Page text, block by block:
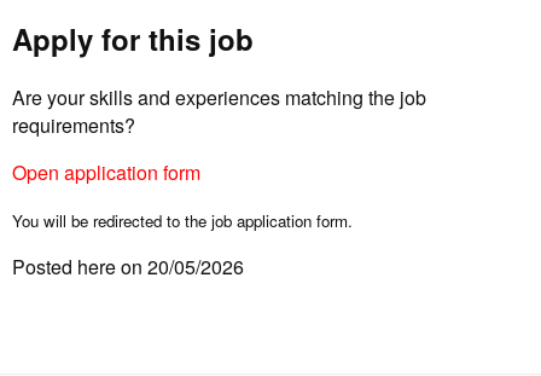
Apply for this job
Are your skills and experiences matching the job
requirements?
Open application form
You will be redirected to the job application form.
Posted here on 20/05/2026